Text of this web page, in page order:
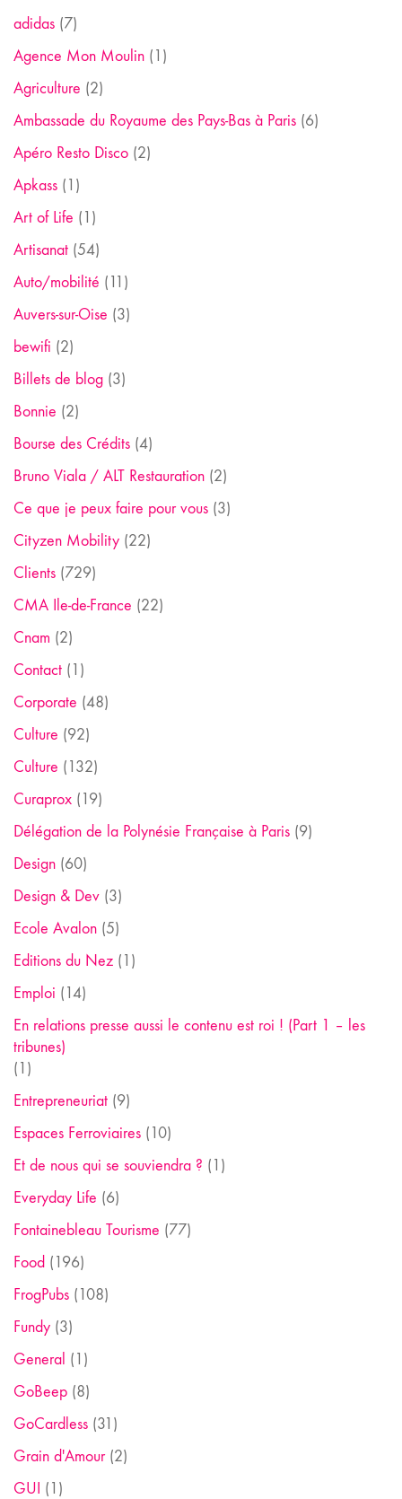
adidas (7)
Agence Mon Moulin (1)
Agriculture (2)
Ambassade du Royaume des Pays-Bas à Paris (6)
Apéro Resto Disco (2)
Apkass (1)
Art of Life (1)
Artisanat (54)
Auto/mobilité (11)
Auvers-sur-Oise (3)
bewifi (2)
Billets de blog (3)
Bonnie (2)
Bourse des Crédits (4)
Bruno Viala / ALT Restauration (2)
Ce que je peux faire pour vous (3)
Cityzen Mobility (22)
Clients (729)
CMA Ile-de-France (22)
Cnam (2)
Contact (1)
Corporate (48)
Culture (92)
Culture (132)
Curaprox (19)
Délégation de la Polynésie Française à Paris (9)
Design (60)
Design & Dev (3)
Ecole Avalon (5)
Editions du Nez (1)
Emploi (14)
En relations presse aussi le contenu est roi ! (Part 1 – les
tribunes)
(1)
Entrepreneuriat (9)
Espaces Ferroviaires (10)
Et de nous qui se souviendra ? (1)
Everyday Life (6)
Fontainebleau Tourisme (77)
Food (196)
FrogPubs (108)
Fundy (3)
General (1)
GoBeep (8)
GoCardless (31)
Grain d'Amour(2)
GUI (1)